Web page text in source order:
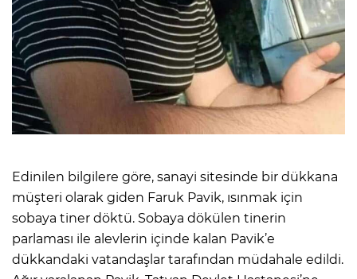
Edinilen bilgilere göre, sanayi sitesinde bir dükkana
müşteri olarak giden Faruk Pavik, ısınmak için
sobaya tiner döktü. Sobaya dökülen tinerin
parlaması ile alevlerin içinde kalan Pavik’e
dükkandaki vatandaşlar tarafından müdahale edildi.